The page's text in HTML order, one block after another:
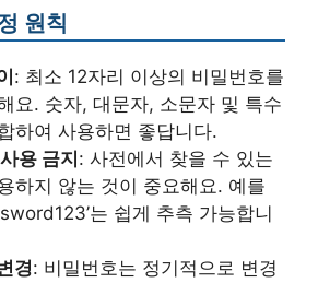
원칙
: 최소 12자리 이상의 비밀번호를
요. 숫자, 대문자, 소문자 및 특수
하여 사용하면 좋답니다.
용 금지 : 사전에서 찾을 수 있는
하지 않는 것이 중요해요. 예를
는 쉽게 추측 가능합니
경: 비밀번호는 정기적으로 변경